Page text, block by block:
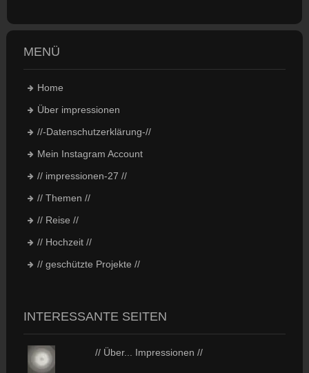
MENÜ
Home
Über impressionen
//-Datenschutzerklärung-//
Mein Instagram Account
// impressionen-27 //
// Themen //
// Reise //
// Hochzeit //
// geschützte Projekte //
INTERESSANTE SEITEN
// Über... Impressionen //